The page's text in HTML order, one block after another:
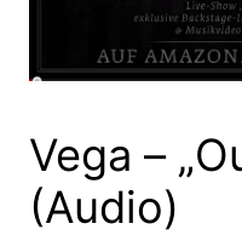
Vega –
(Audio)